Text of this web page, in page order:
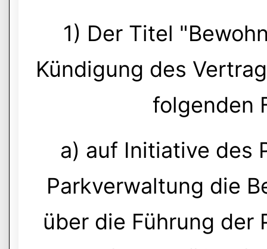
1) Der Titel
Kündigung des
folgenden
a) auf Initiative des
Parkverwaltung die
über die Führung der